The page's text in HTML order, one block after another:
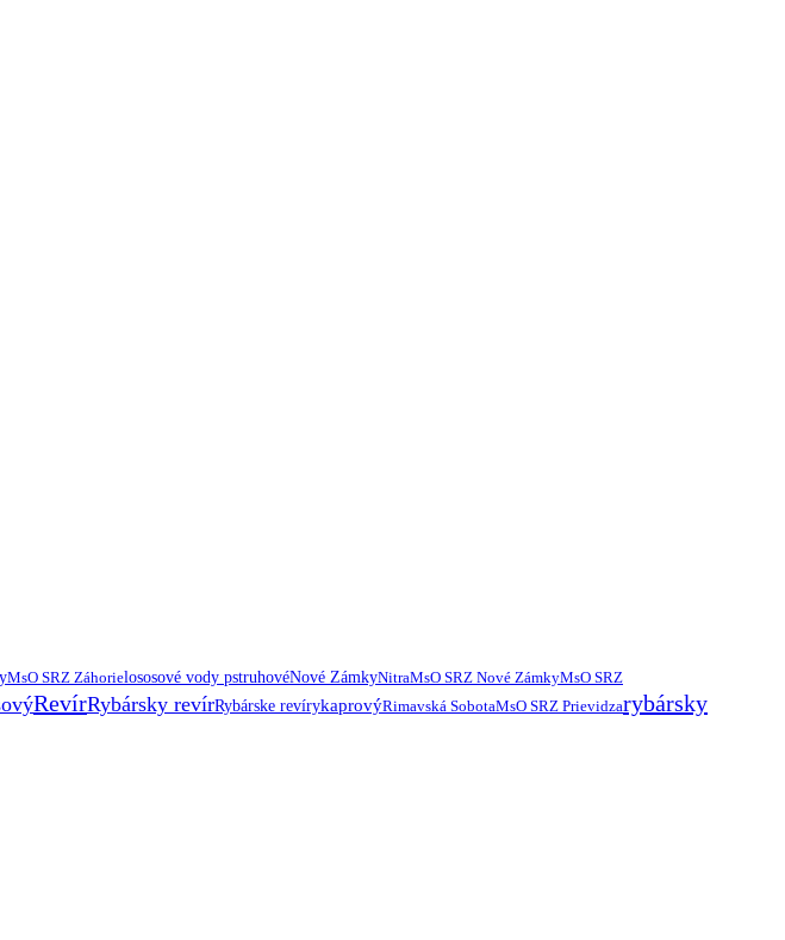
MsO SRZ Záhorielososové vody pstruhovéNové ZámkyNitraMsO SRZ Nové ZámkyMsO SRZ
RevírRybársky revírRybárske revírykaprovýRimavská SobotaMsO SRZ Prievidzarybársky